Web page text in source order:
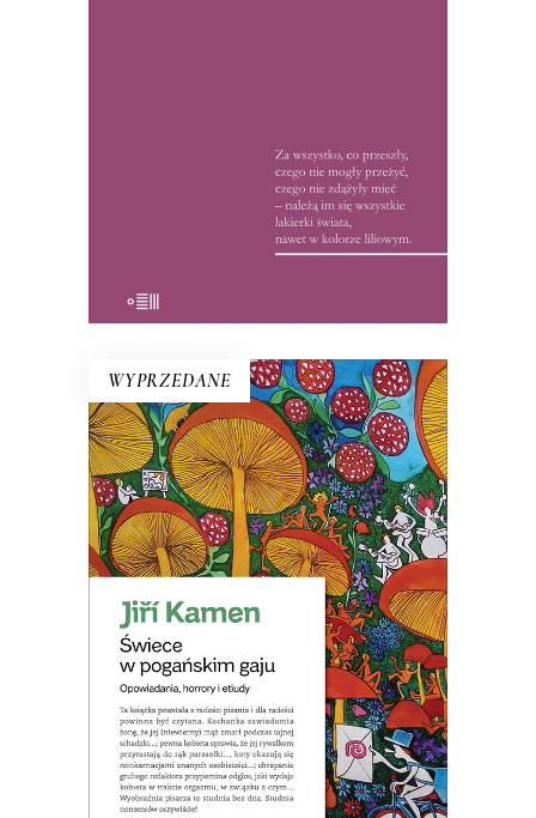
15.50zł
WYPRZEDANE
ŚWIECE W POGAŃSKIM GAJU
Opowiadania, które reprezentują taką
literaturę, jakiej bardzo brakuje w Polsce:
rozrywkową i beztroską, ale
jednocześnie ironiczną i przenikliwą. Jiří
Kamen mnoży absurdalne historie, żeby
zdemaskować naszą pokrętną naturę.
40.00zł 20.00zł